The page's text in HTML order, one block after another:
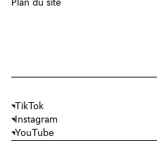
Plan du site
TikTok
Instagram
YouTube